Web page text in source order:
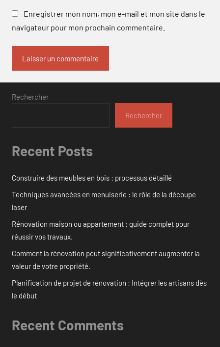
Enregistrer mon nom, mon e-mail et mon site dans le
navigateur pour mon prochain commentaire.
Rechercher
Rechercher
Recent Posts
Construire des meubles en bois : processus détaillé
Techniques avancées en menuiserie : le rôle de la découpe
laser
Rénovation maison ou appartement : guide complet pour
réussir vos travaux.
Comment la rénovation peut significativement augmenter la
valeur de votre propriété.
Planification de projet de rénovation : Intégrer les artisans dès
le début
Recent Comments